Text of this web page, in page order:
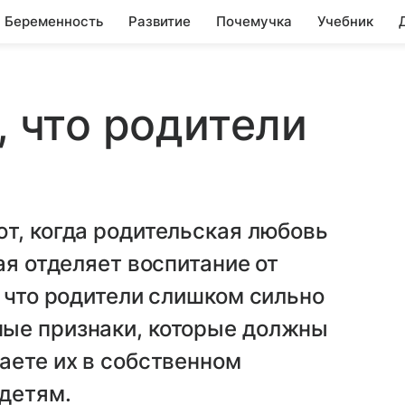
Беременность Развитие Почемучка Учебник
что родители
когда родительская любовь
отделяет воспитание от
родители слишком сильно
признаки, которые должны
их в собственном